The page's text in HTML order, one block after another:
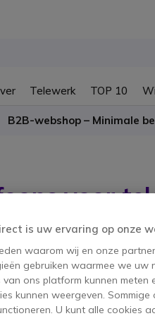
Telewerk TOP 10
B2B-webshop – Minimale
voor
is uw ervaring op onze
waarom wij en onze
gebruiken waarmee we uw
ons platform kunnen meten
kunnen weergeven.
U kunt alle cookies